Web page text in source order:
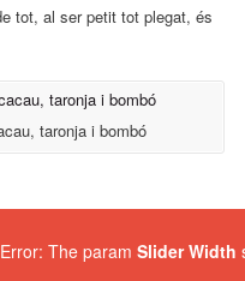
tot, al ser petit tot plegat, és
taronja i bombó
The paramSlider Width